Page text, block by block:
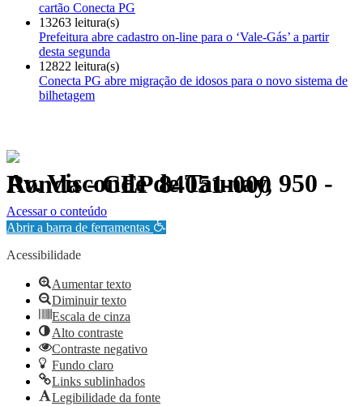
cartão Conecta PG
13263 leitura(s)
Prefeitura abre cadastro on-line para o ‘Vale-Gás’ a partir
desta segunda
12822 leitura(s)
Conecta PG abre migração de idosos para o novo sistema de
bilhetagem
Av. Visconde de Taunay, 950 - Ronda - CEP 84051-000
Política de Privacidade.
Acessar o conteúdo
Abrir a barra de ferramentas
Acessibilidade
Aumentar texto
Diminuir texto
Escala de cinza
Alto contraste
Contraste negativo
Fundo claro
Links sublinhados
Legibilidade da fonte